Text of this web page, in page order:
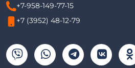
+7-958-149-77-15
+7 (3952) 48-12-79